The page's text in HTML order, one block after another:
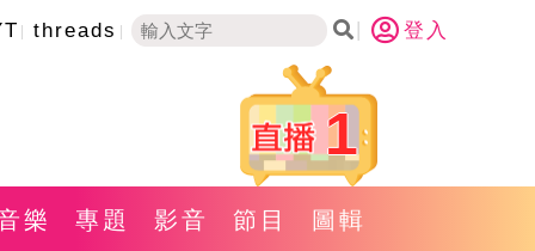
threads 登入
1
樂 專題 影音 節目 圖輯